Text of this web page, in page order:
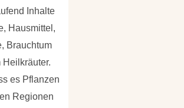
Inhalte
Hausmittel,
Brauchtum
Heilkräuter.
es Pflanzen
Regionen